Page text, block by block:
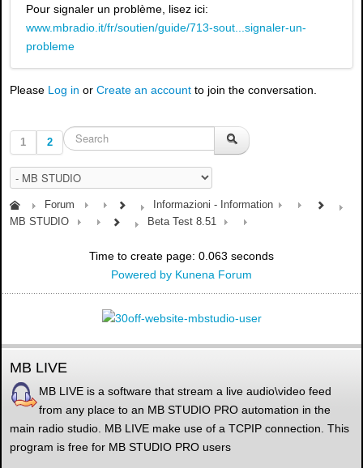
Pour signaler un problème, lisez ici:
www.mbradio.it/fr/soutien/guide/713-sout...signaler-un-
probleme
Please Log in or Create an account to join the conversation.
1 2
Forum
Informazioni - Information
MB STUDIO
Beta Test 8.51
Time to create page: 0.063 seconds
Powered by Kunena Forum
MB LIVE
MB LIVE is a software that stream a live audio\video feed
from any place to an MB STUDIO PRO automation in the
main radio studio. MB LIVE make use of a TCPIP connection. This
program is free for MB STUDIO PRO users